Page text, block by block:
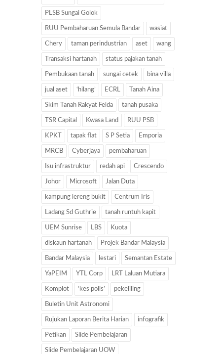
PLSB Sungai Golok
RUU Pembaharuan Semula Bandar wasiat
Chery taman perindustrian aset wang
Transaksi hartanah status pajakan tanah
Pembukaan tanah sungai cetek bina villa
jual aset ‘hilang’ ECRL Tanah Aina
Skim Tanah Rakyat Felda tanah pusaka
TSR Capital Kwasa Land RUU PSB
KPKT tapak flat S P Setia Emporia
MRCB Cyberjaya pembaharuan
Isu infrastruktur redah api Crescendo
Johor Microsoft Jalan Duta
kampung lereng bukit Centrum Iris
Ladang Sd Guthrie tanah runtuh kapit
UEM Sunrise LBS Kuota
diskaun hartanah Projek Bandar Malaysia
Bandar Malaysia lestari Semantan Estate
YaPEIM YTL Corp LRT Laluan Mutiara
Komplot ‘kes polis’ pekeliling
Buletin Unit Astronomi
Rujukan Laporan Berita Harian infografik
Petikan Slide Pembelajaran
Slide Pembelajaran UOW